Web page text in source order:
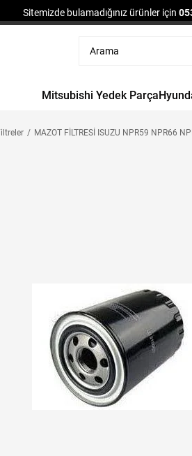
Sitemizde bulamadığınız ürünler için
Mitsubishi Yedek Parça
MAZOT FİLTRESİ ISUZU NPR59 NPR66